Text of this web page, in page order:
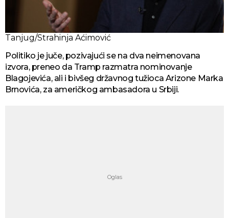
Tanjug/Strahinja Aćimović
Politiko je juče, pozivajući se na dva neimenovana
izvora, preneo da Tramp razmatra nominovanje
Blagojevića, ali i bivšeg državnog tužioca Arizone Marka
Brnovića, za američkog ambasadora u Srbiji.